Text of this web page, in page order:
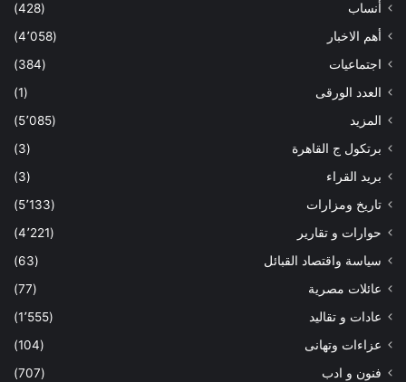
أنساب
(428)
أهم الاخبار
(4٬058)
اجتماعيات
(384)
العدد الورقى
(1)
المزيد
(5٬085)
برتكول ج القاهرة
(3)
بريد القراء
(3)
تاريخ ومزارات
(5٬133)
حوارات و تقارير
(4٬221)
سياسة واقتصاد القبائل
(63)
عائلات مصرية
(77)
عادات و تقاليد
(1٬555)
عزاءات وتهانى
(104)
فنون و ادب
(707)